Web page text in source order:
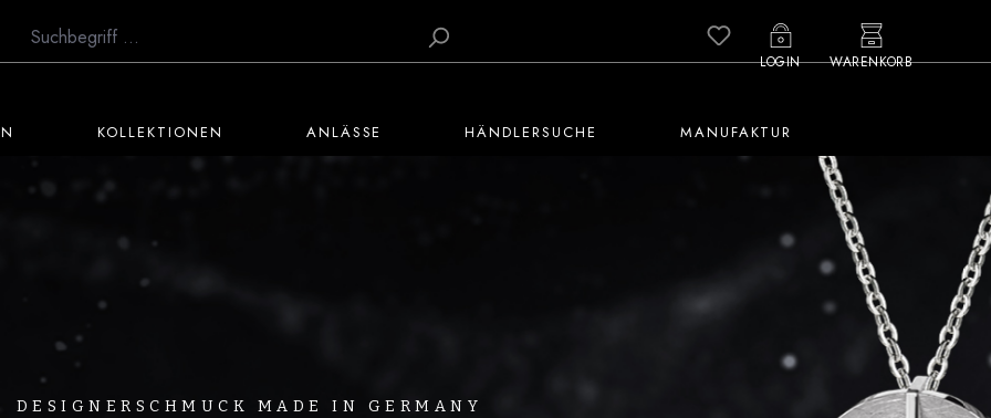
Du hast 0 Produkte auf dem
LOGIN WARENKORB
KOLLEKTIONEN ANLÄSSE HÄNDLERSUCHE MANUFAKTUR
DESIGNERSCHMUCK MADE IN GERMANY